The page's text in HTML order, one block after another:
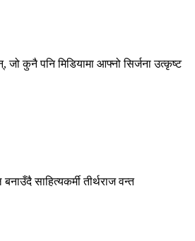
जो कुनै पनि मिडियामा आफ्नो सिर्जना उत्कृष्ट
साहित्यकर्मी तीर्थराज वन्त